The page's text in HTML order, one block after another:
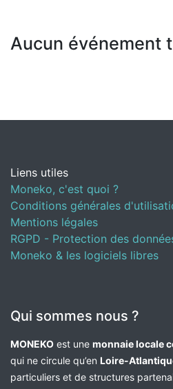
Aucun événement
Liens utiles
Moneko, c'est quoi ?
Conditions générales
Mentions légales
RGPD - Protection des
Moneko & les logiciels libres
Qui sommes nous ?
MONEKO est une monnaie locale
qui ne circule qu’en Loire-
particuliers et de structures